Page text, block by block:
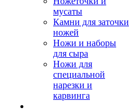
мусаты
Камни для заточки
ножей
Ножи и наборы
для сыра
Ножи для
специальной
нарезки и
карвинга